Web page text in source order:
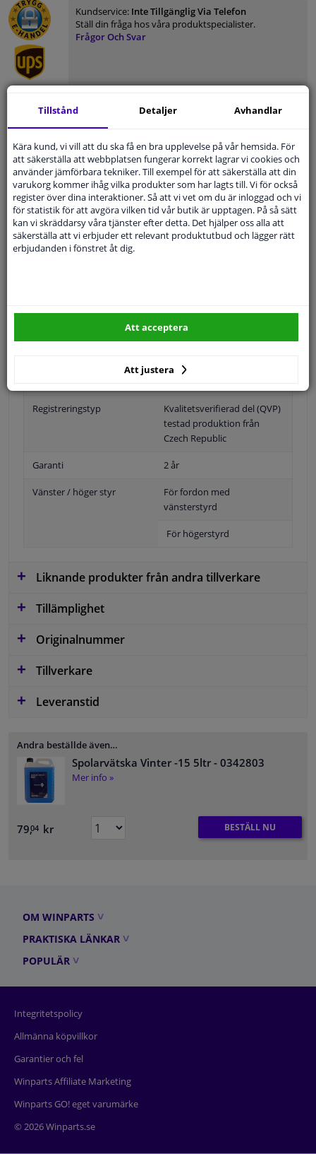
Kundservice: Inte Tillgänglig Via Telefon
Ställ din fråga hos våra produktspecialister.
Frågor Och Svar
Modellmatchande garanti, Hitta rätt bildelar.
Fyll i ditt registreringsnummer
SÖK
Specifikationer
Bulb-formad
Registreringstyp
Kvalitetsverifierad del (QVP)
testad produktion från
Czech Republic
Garanti 2 år
Vänster / höger styr
För fordon med
vänsterstyrd
För högerstyrd
Liknande produkter från andra tillverkare
Tillämplighet
Originalnummer
Tillverkare
Leveranstid
Andra beställde även…
Spolarvätska Vinter -15 5ltr - 0342803
Mer info »
79,04 kr BESTÄLL NU
OM WINPARTS
PRAKTISKA LÄNKAR
POPULÄR
Integritetspolicy
Allmänna köpvillkor
Garantier och fel
Winparts Affiliate Marketing
Winparts GO! eget varumärke
© 2026 Winparts.se
Tillstånd Detaljer Avhandlar
Kära kund, vi vill att du ska få en bra upplevelse på vår hemsida. För
att säkerställa att webbplatsen fungerar korrekt lagrar vi cookies och
använder jämförbara tekniker. Till exempel för att säkerställa att din
varukorg kommer ihåg vilka produkter som har lagts till. Vi för också
register över dina interaktioner. Så att vi vet om du är inloggad och vi
för statistik för att avgöra vilken tid vår butik är upptagen. På så sätt
kan vi skräddarsy våra tjänster efter detta. Det hjälper oss alla att
säkerställa att vi erbjuder ett relevant produktutbud och lägger rätt
erbjudanden i fönstret åt dig.
Att justera
Att acceptera